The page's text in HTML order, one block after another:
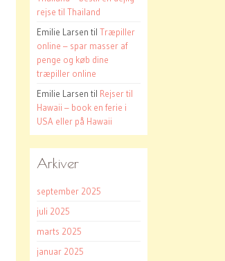
rejse til Thailand
Emilie Larsen til Træpiller
online – spar masser af
penge og køb dine
træpiller online
Emilie Larsen til Rejser til
Hawaii – book en ferie i
USA eller på Hawaii
Arkiver
september 2025
juli 2025
marts 2025
januar 2025